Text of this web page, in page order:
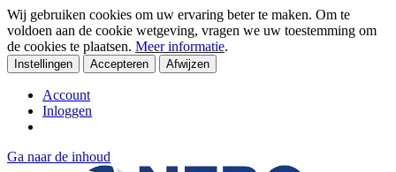
Wij gebruiken cookies om uw ervaring beter te maken. Om te
voldoen aan de cookie wetgeving, vragen we uw toestemming om
de cookies te plaatsen. Meer informatie.
Instellingen Accepteren Afwijzen
Account
Inloggen
Ga naar de inhoud